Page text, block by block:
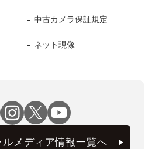
中古カメラ保証規定
ネット現像
メディア情報一覧へ